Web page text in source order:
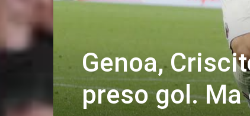
Genoa,
preso gol. Ma